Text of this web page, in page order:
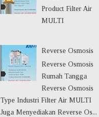
Product Filter Air
MULTI
Reverse Osmosis
Reverse Osmosis
Rumah Tangga
Reverse Osmosis
Type Industri Filter Air MULTI
Juga Menyediakan Reverse Os...